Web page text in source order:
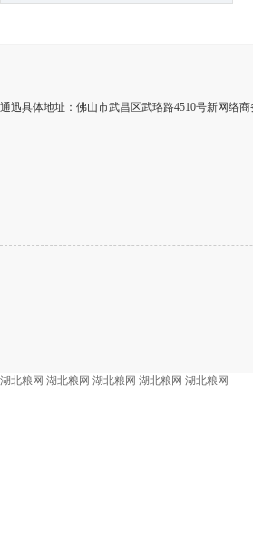
通迅具体地址：佛山市武昌区武珞路4510号新网络
湖北粮网 湖北粮网 湖北粮网 湖北粮网 湖北粮网